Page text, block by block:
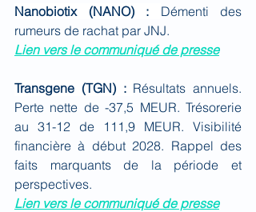
Nanobiotix (NANO) : Démenti des
rumeurs de rachat par JNJ.
Lien vers le communiqué de presse
Transgene (TGN) : Résultats annuels.
Perte nette de -37,5 MEUR. Trésorerie
au 31-12 de 111,9 MEUR. Visibilité
financière à début 2028. Rappel des
faits marquants de la période et
perspectives.
Lien vers le communiqué de presse